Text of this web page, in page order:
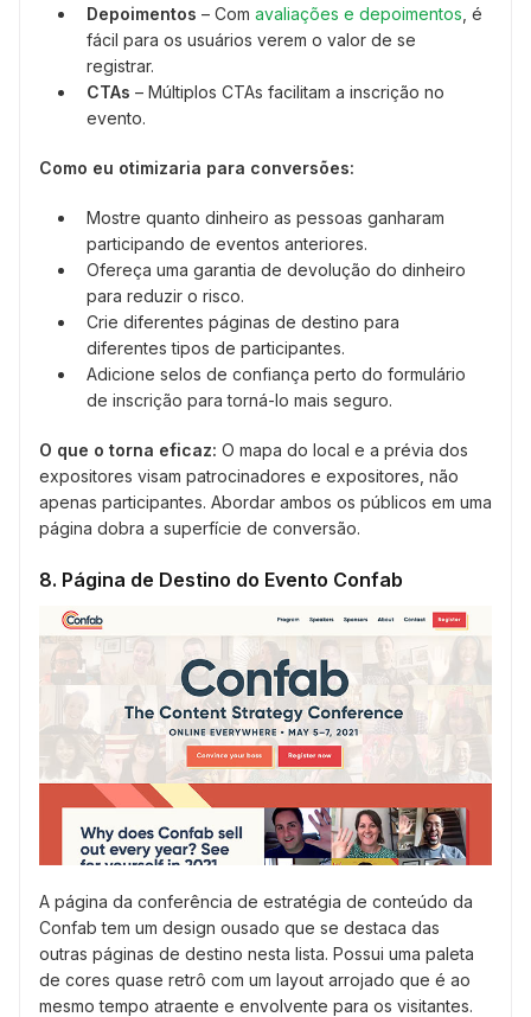
Depoimentos – Com avaliações e depoimentos , é
fácil para os usuários verem o valor de se
registrar.
CTAs – Múltiplos CTAs facilitam a inscrição no
evento.
Como eu otimizaria para conversões:
Mostre quanto dinheiro as pessoas ganharam
participando de eventos anteriores.
Ofereça uma garantia de devolução do dinheiro
para reduzir o risco.
Crie diferentes páginas de destino para
diferentes tipos de participantes.
Adicione selos de confiança perto do formulário
de inscrição para torná-lo mais seguro.
O que o torna eficaz: O mapa do local e a prévia dos
expositores visam patrocinadores e expositores, não
apenas participantes. Abordar ambos os públicos em uma
página dobra a superfície de conversão.
8. Página de Destino do Evento Confab
A página da conferência de estratégia de conteúdo da
Confab tem um design ousado que se destaca das
outras páginas de destino nesta lista. Possui uma paleta
de cores quase retrô com um layout arrojado que é ao
mesmo tempo atraente e envolvente para os visitantes.